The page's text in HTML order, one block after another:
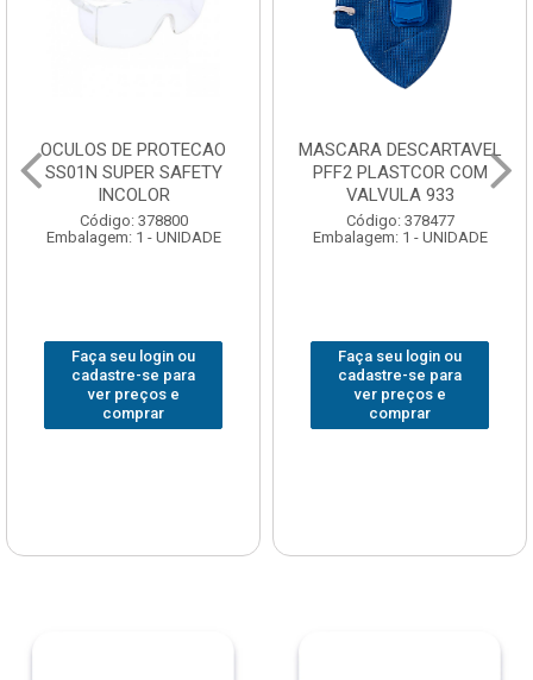
OCULOS DE PROTECAO
SS01N SUPER SAFETY
INCOLOR
Código: 378800
Embalagem: 1 - UNIDADE
Faça seu login ou
cadastre-se para
ver preços e
comprar
MASCARA DESCARTAVEL
PFF2 PLASTCOR COM
VALVULA 933
Código: 378477
Embalagem: 1 - UNIDADE
Faça seu login ou
cadastre-se para
ver preços e
comprar